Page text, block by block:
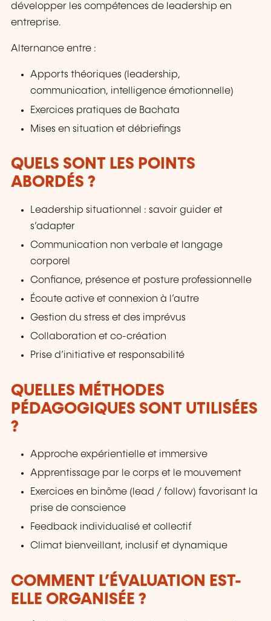
développer les compétences de leadership en
entreprise.
Alternance entre :
Apports théoriques (leadership,
communication, intelligence émotionnelle)
Exercices pratiques de Bachata
Mises en situation et débriefings
QUELS SONT LES POINTS
ABORDÉS ?
Leadership situationnel : savoir guider et
s’adapter
Communication non verbale et langage
corporel
Confiance, présence et posture professionnelle
Écoute active et connexion à l’autre
Gestion du stress et des imprévus
Collaboration et co-création
Prise d’initiative et responsabilité
QUELLES MÉTHODES
PÉDAGOGIQUES SONT UTILISÉES
?
Approche expérientielle et immersive
Apprentissage par le corps et le mouvement
Exercices en binôme (lead / follow) favorisant la
prise de conscience
Feedback individualisé et collectif
Climat bienveillant, inclusif et dynamique
COMMENT L’ÉVALUATION EST-
ELLE ORGANISÉE ?